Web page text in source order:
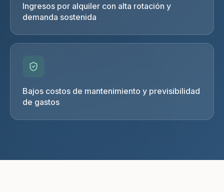
Ingresos por alquiler con alta rotación y
demanda sostenida
Bajos costos de mantenimiento y previsibilidad
de gastos